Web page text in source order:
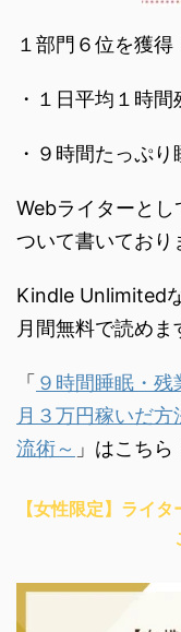
１部門６位を獲得
・１日平均１時
・９時間たっぷ
Webライターと
ついて書いており
Kindle Unlimited
月間無料で読めま
「 ９時間睡眠・
月３万円稼いだ
流術～ 」はこちら
【女性限定】ライ